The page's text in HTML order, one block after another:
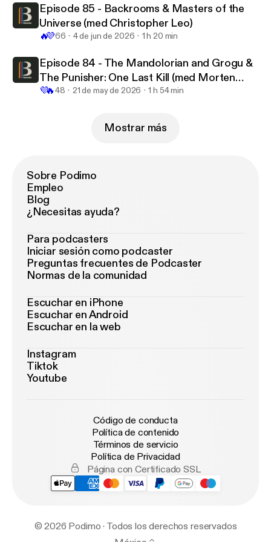
Episode 85 - Backrooms & Masters of the
Universe (med Christopher Leo)
🔥💜66 4 de jun de 2026 1 h 20 min
Episode 84 - The Mandolorian and Grogu &
The Punisher: One Last Kill (med Morten
Urup)
💜🔥48 21 de may de 2026 1 h 54 min
Mostrar más
Sobre Podimo
Empleo
Blog
¿Necesitas ayuda?
Para podcasters
Iniciar sesión como podcaster
Preguntas frecuentes de Podcaster
Normas de la comunidad
Escuchar en iPhone
Escuchar en Android
Escuchar en la web
Instagram
Tiktok
Youtube
Código de conducta
Política de contenido
Términos de servicio
Política de Privacidad
Página con Certificado SSL
© 2026 Podimo · Todos los derechos reservados